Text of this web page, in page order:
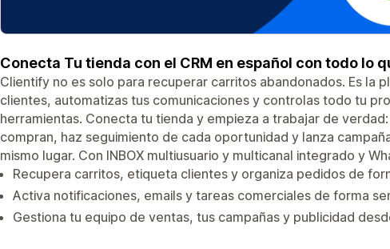
Conecta Tu tienda con el CRM en español con todo lo
Clientify no es solo para recuperar carritos abandonados. Es la
clientes, automatizas tus comunicaciones y controlas todo tu
herramientas. Conecta tu tienda y empieza a trabajar de
compran, haz seguimiento de cada oportunidad y lanza
mismo lugar. Con INBOX multiusuario y multicanal integrado y
Recupera carritos, etiqueta clientes y organiza pedidos de
Activa notificaciones, emails y tareas comerciales de forma
Gestiona tu equipo de ventas, tus campañas y publicidad